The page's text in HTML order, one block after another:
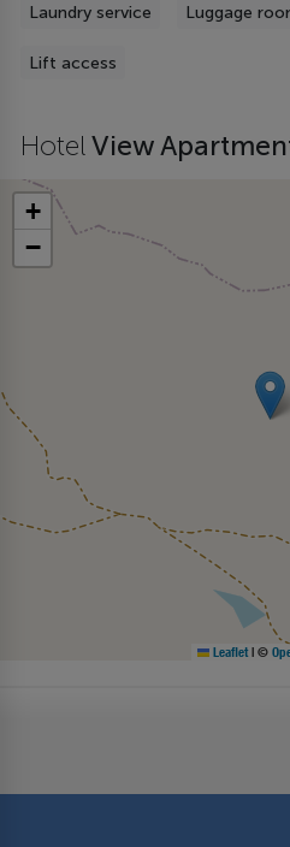
Laundry service Luggage
Lift access
HotelView
+
−
Leaflet | ©